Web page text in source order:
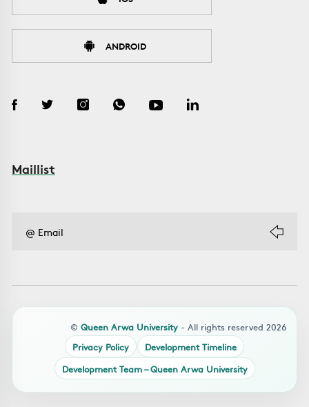
ANDROID
Maillist
© Queen Arwa University - All rights reserved 2026
Privacy Policy
Development Timeline
Development Team – Queen Arwa University